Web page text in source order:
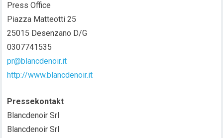
Press Office
Piazza Matteotti 25
25015 Desenzano D/G
0307741535
pr@blancdenoir.it
http://www.blancdenoir.it
Pressekontakt
Blancdenoir Srl
Blancdenoir Srl